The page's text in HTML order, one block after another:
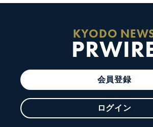
KYODO
会員登録
ログイン